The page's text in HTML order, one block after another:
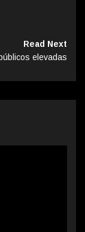
Read Next
elevadas